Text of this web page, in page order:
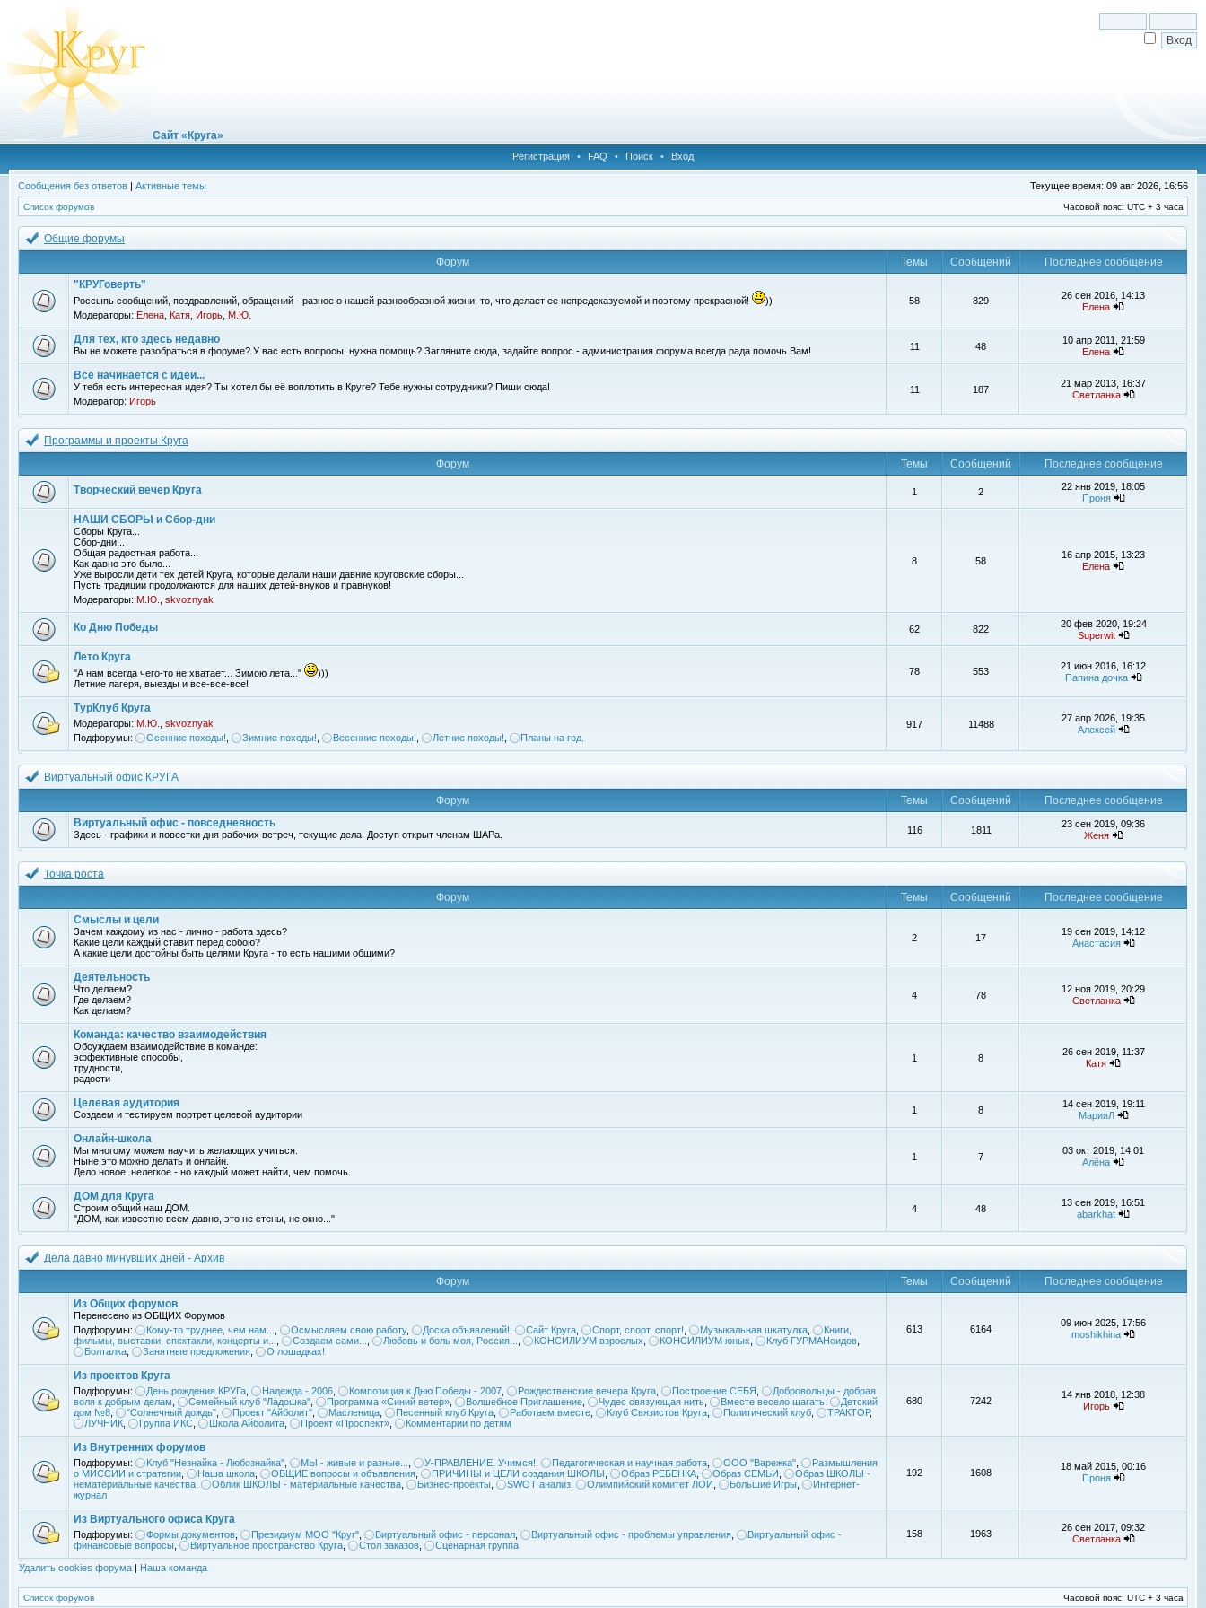
Сайт «Круга»
Регистрация • FAQ • Поиск • Вход
Сообщения без ответов | Активные темы Текущее время: 09 авг 2026, 16:56
Список форумов Часовой пояс: UTC + 3 часа
Общие форумы
Форум
Темы Сообщений
Последнее сообщение
"КРУГоверть"
Россыпь сообщений, поздравлений, обращений - разное о нашей разнообразной жизни, то, что делает ее непредсказуемой и поэтому прекрасной!
))
Модераторы: Елена Катя Игорь М.Ю.
58 829
26 сен 2016, 14:13
Елена
Для тех, кто здесь недавно
Вы не можете разобраться в форуме? У вас есть вопросы, нужна помощь? Загляните сюда, задайте вопрос - администрация форума всегда рада помочь Вам! 11 48
10 апр 2011, 21:59
Елена
Все начинается с идеи...
У тебя есть интересная идея? Ты хотел бы её воплотить в Круге? Тебе нужны сотрудники? Пиши сюда!
Модератор: Игорь
11 187
21 мар 2013, 16:37
Светланка
Программы и проекты Круга
Форум
Темы Сообщений Последнее сообщение
Творческий вечер Круга 1 2
22 янв 2019, 18:05
Проня
НАШИ СБОРЫ и Сбор-дни
Сборы Круга...
Сбор-дни...
Общая радостная работа...
Как давно это было...
Уже выросли дети тех детей Круга, которые делали наши давние круговские сборы...
Пусть традиции продолжаются для наших детей-внуков и правнуков!
Модераторы: М.Ю. skvoznyak
8 58
16 апр 2015, 13:23
Елена
Ко Дню Победы 62 822
20 фев 2020, 19:24
Superwit
Лето Круга
"А нам всегда чего-то не хватает... Зимою лета..."
)))
Летние лагеря, выезды и все-все-все!
78 553
21 июн 2016, 16:12
Папина дочка
ТурКлуб Круга
Модераторы: М.Ю.
skvoznyak
Подфорумы:
Осенние походы! Зимние походы! Весенние походы! Летние походы! Планы на год.
917 11488
27 апр 2026, 19:35
Алексей
Виртуальный офис КРУГА
Форум
Темы Сообщений
Последнее сообщение
Виртуальный офис - повседневность
Здесь - графики и повестки дня рабочих встреч, текущие дела. Доступ открыт членам ШАРа. 116 1811
23 сен 2019, 09:36
Женя
Точка роста
Форум
Темы Сообщений
Последнее сообщение
Смыслы и цели
Зачем каждому из нас - лично - работа здесь?
Какие цели каждый ставит перед собою?
А какие цели достойны быть целями Круга - то есть нашими общими?
2 17
19 сен 2019, 14:12
Анастасия
Деятельность
Что делаем?
Где делаем?
Как делаем?
4 78
12 ноя 2019, 20:29
Светланка
Команда: качество взаимодействия
Обсуждаем взаимодействие в команде:
эффективные способы,
трудности,
радости
1 8
26 сен 2019, 11:37
Катя
Целевая аудитория
Создаем и тестируем портрет целевой аудитории 1 8
14 сен 2019, 19:11
МарияЛ
Онлайн-школа
Мы многому можем научить желающих учиться.
Ныне это можно делать и онлайн.
Дело новое, нелегкое - но каждый может найти, чем помочь.
1 7
03 окт 2019, 14:01
Алёна
ДОМ для Круга
Строим общий наш ДОМ.
"ДОМ, как известно всем давно, это не стены, не окно..."
4 48
13 сен 2019, 16:51
abarkhat
Дела давно минувших дней - Архив
Форум
Темы Сообщений
Последнее сообщение
Из Общих форумов
Перенесено из ОБЩИХ Форумов
Подфорумы:
Кому-то труднее, чем нам... Осмысляем свою работу, Доска объявлений! Сайт Круга Спорт, спорт, спорт! Музыкальная шкатулка
Книги,
фильмы, выставки, спектакли, концерты и...
Создаем сами... Любовь и боль моя, Россия... КОНСИЛИУМ взрослых КОНСИЛИУМ юных Клуб ГУРМАНоидов
Болталка
Занятные предложения О лошадках!
613 6164
09 июн 2025, 17:56
moshikhina
Из проектов Круга
Подфорумы: День рождения КРУГа Надежда - 2006 Композиция к Дню Победы - 2007 Рождественские вечера Круга Построение СЕБЯ
Добровольцы - добрая
воля к добрым делам
Семейный клуб "Ладошка" Программа «Синий ветер» Волшебное Приглашение Чудес связующая нить Вместе весело шагать
Детский
дом №8
"Солнечный дождь" Проект "Айболит" Масленица Песенный клуб Круга Работаем вместе Клуб Связистов Круга Политический клуб ТРАКТОР,
ЛУЧНИК
Группа ИКС Школа Айболита Проект «Проспект» Комментарии по детям
680 7242
14 янв 2018, 12:38
Игорь
Из Внутренних форумов
Подфорумы: Клуб "Незнайка - Любознайка" МЫ - живые и разные... У-ПРАВЛЕНИЕ! Учимся! Педагогическая и научная работа ООО "Варежка"
Размышления
о МИССИИ и стратегии
Наша школа ОБЩИЕ вопросы и объявления ПРИЧИНЫ и ЦЕЛИ создания ШКОЛЫ Образ РЕБЕНКА Образ СЕМЬИ
Образ ШКОЛЫ -
нематериальные качества
Облик ШКОЛЫ - материальные качества Бизнес-проекты SWOT анализ Олимпийский комитет ЛОИ Большие Игры
Интернет-
журнал
192 1608
18 май 2015, 00:16
Проня
Из Виртуального офиса Круга
Подфорумы: Формы документов Президиум МОО "Круг" Виртуальный офис - персонал Виртуальный офис - проблемы управления
Виртуальный офис -
финансовые вопросы
Виртуальное пространство Круга Стол заказов Сценарная группа
158 1963
26 сен 2017, 09:32
Светланка
Удалить cookies форума | Наша команда
Список форумов Часовой пояс: UTC + 3 часа